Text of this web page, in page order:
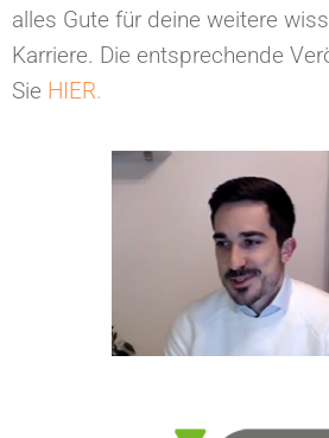
alles Gute für deine weitere
Karriere. Die entsprechende
Sie HIER.